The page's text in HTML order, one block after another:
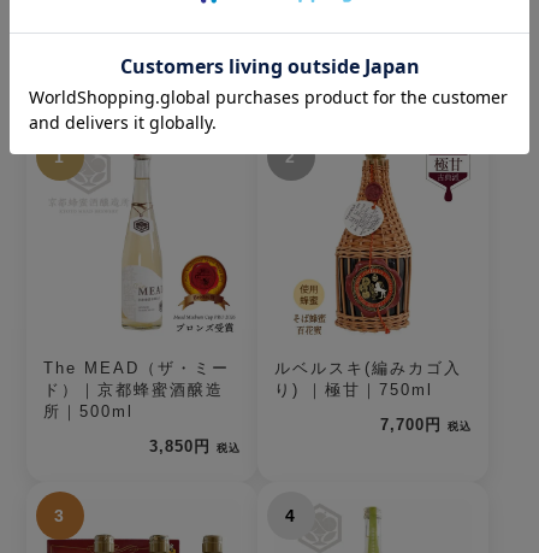
蜂蜜酒（ミード）
1
The MEAD（ザ・ミー
ド）｜京都蜂蜜酒醸造
所｜500ml
3,850円
税込
2
ルベルスキ(編みカゴ入
り) ｜極甘｜750ml
7,700円
税込
3 4